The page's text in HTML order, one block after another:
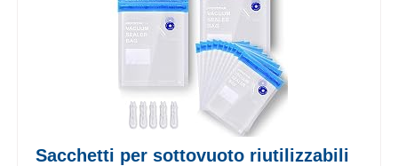
Sacchetti per sottovuoto riutilizzabili